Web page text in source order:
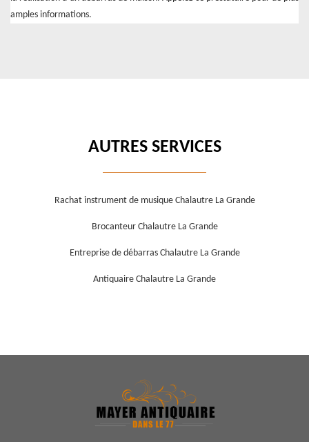
amples informations.
AUTRES SERVICES
Rachat instrument de musique Chalautre La Grande
Brocanteur Chalautre La Grande
Entreprise de débarras Chalautre La Grande
Antiquaire Chalautre La Grande